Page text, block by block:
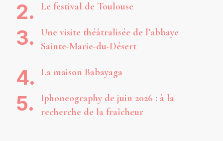
Le festival de Toulouse
Une visite théâtralisée de l’abbaye
Sainte-Marie-du-Désert
La maison Babayaga
Iphoneography de juin 2026 : à la
recherche de la fraîcheur